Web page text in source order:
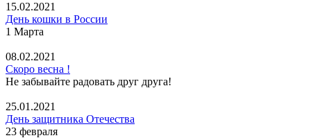
15.02.2021
День кошки в России
1 Марта
08.02.2021
Скоро весна !
Не забывайте радовать друг друга!
25.01.2021
День защитника Отечества
23 февраля